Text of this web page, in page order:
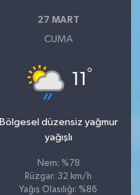
27 MART
CUMA
11 °
Bölgesel düzensiz yağmur
yağışlı
Nem: %78
Rüzgar: 32 km/h
Yağış Olasılığı: %86